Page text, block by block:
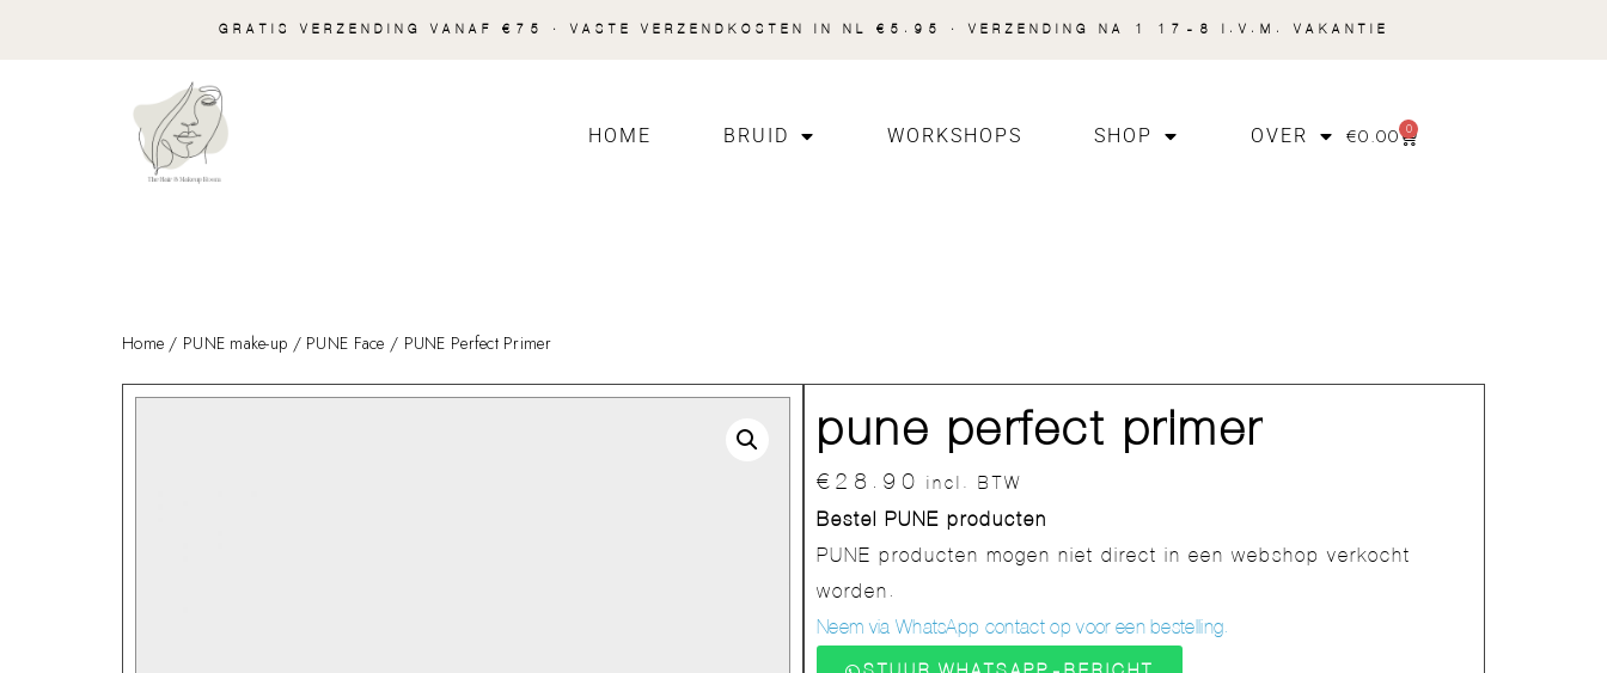
GRATIS VERZENDING VANAF €75 · VASTE VERZENDKOSTEN IN NL €5.95 · VERZENDING NA 1 17-8 I.V.M. VAKANTIE
HOME BRUID WORKSHOPS SHOP OVER €0.00 0
Home / PUNE make-up / PUNE Face / PUNE Perfect Primer
pune perfect primer
€ 28.90 incl. BTW
Bestel PUNE producten
PUNE producten mogen niet direct in een webshop verkocht
worden.
Neem via WhatsApp contact op voor een bestelling.